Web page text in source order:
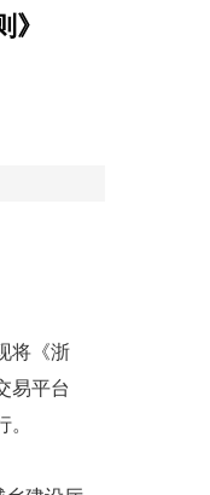
将《浙
易平台